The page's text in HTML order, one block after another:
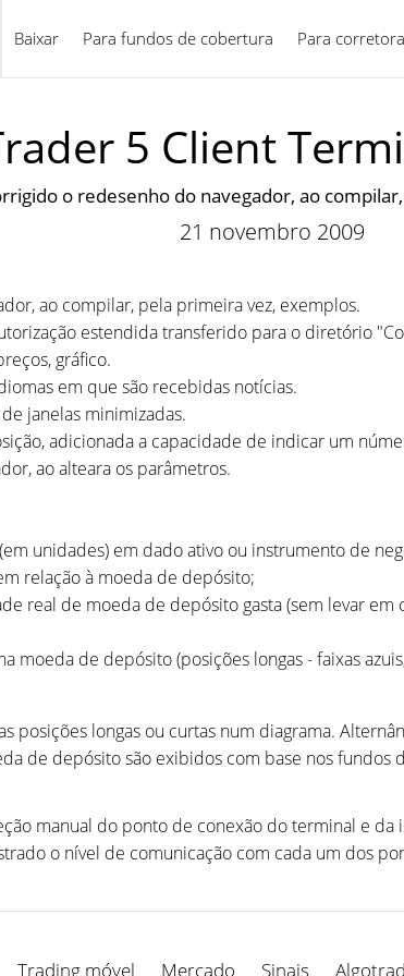
Baixar Para fundos de cobertura ParaPortuguês
5 Client
o redesenho do navegador, ao
21 novembro 2009
ao compilar, pela primeira vez, exemplos.
estendida transferido para o diretório
gráfico.
em que são recebidas notícias.
janelas minimizadas.
adicionada a capacidade de indicar um
ao alteara os parâmetros.
unidades) em dado ativo ou instrumento de
relação à moeda de depósito;
real de moeda de depósito gasta (sem levar
moeda de depósito (posições longas - faixas
posições longas ou curtas num diagrama.
de depósito são exibidos com base nos fundos
manual do ponto de conexão do terminal e
o nível de comunicação com cada um dos
Trading móvel Mercado Sinais